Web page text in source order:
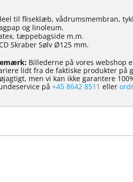
til fliseklæb, vådrumsmembran,
og linoleum.
tæppebagside m.m.
Skraber Sølv Ø125 mm.
Billederne på vores webshop
lidt fra de faktiske produkter på
men vi kan ikke garantere
på +45 8642 8511 eller